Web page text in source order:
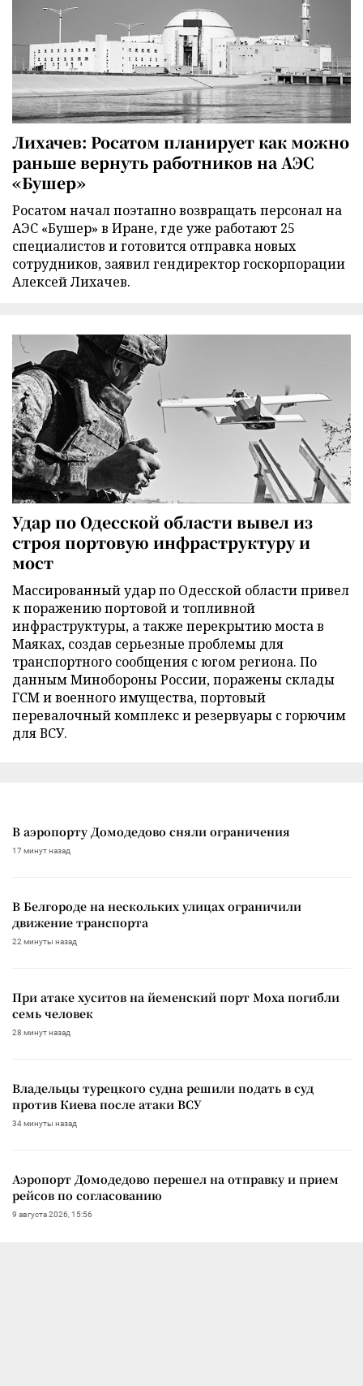
Лихачев: Росатом планирует как можно
раньше вернуть работников на АЭС
«Бушер»
Росатом начал поэтапно возвращать персонал на
АЭС «Бушер» в Иране, где уже работают 25
специалистов и готовится отправка новых
сотрудников, заявил гендиректор госкорпорации
Алексей Лихачев.
Удар по Одесской области вывел из
строя портовую инфраструктуру и
мост
Массированный удар по Одесской области привел
к поражению портовой и топливной
инфраструктуры, а также перекрытию моста в
Маяках, создав серьезные проблемы для
транспортного сообщения с югом региона. По
данным Минобороны России, поражены склады
ГСМ и военного имущества, портовый
перевалочный комплекс и резервуары с горючим
для ВСУ.
В аэропорту Домодедово сняли ограничения
17 минут назад
В Белгороде на нескольких улицах ограничили
движение транспорта
22 минуты назад
При атаке хуситов на йеменский порт Моха погибли
семь человек
28 минут назад
Владельцы турецкого судна решили подать в суд
против Киева после атаки ВСУ
34 минуты назад
Аэропорт Домодедово перешел на отправку и прием
рейсов по согласованию
9 августа 2026, 15:56